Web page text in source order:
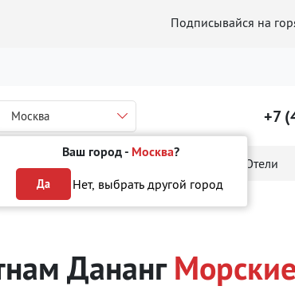
Подписывайся на
Москва
Ваш город - Москва?
Да Нет, выбрать другой город
+7
Поиск тура онлайн Отели
во Вьетнаме
Дананг